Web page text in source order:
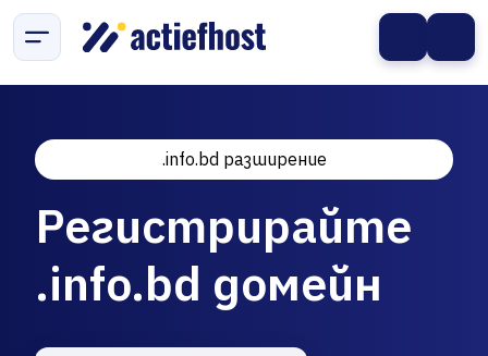
.info.bd разширение
Регистрирайте
.info.bd домейн